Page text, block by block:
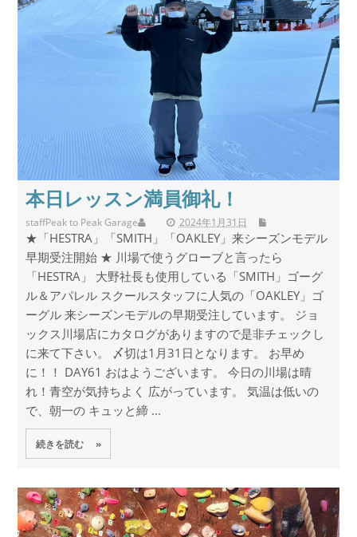
本日レッスン満員御礼！
staff 2024年1月31日
Peak to Peak Garage
★「HESTRA」「SMITH」「OAKLEY」来シーズンモデル
早期受注開始 ★ 川場で使うグローブと言ったら
「HESTRA」 大野社長も使用している「SMITH」ゴーグ
ル＆アパレル スクールスタッフに人気の「OAKLEY」ゴ
ーグル 来シーズンモデルの早期受注しています。 ジョ
ックス川場店にカタログがありますので是非チェックし
に来て下さい。 〆切は1月31日となります。 お早め
に！！ DAY61 おはようございます。 今日の川場は晴
れ！青空が気持ちよく 広がっています。 気温は低いの
で、朝一の キュッと締 ...
続きを読む »